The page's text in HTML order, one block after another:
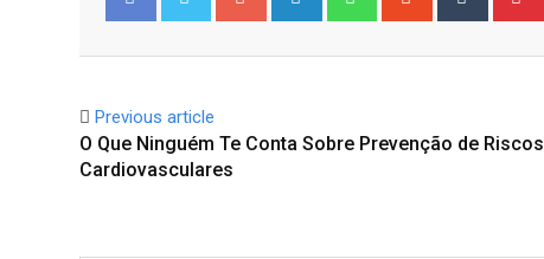
Previous article
O Que Ninguém Te Conta Sobre Prevenção de Riscos
Cardiovasculares